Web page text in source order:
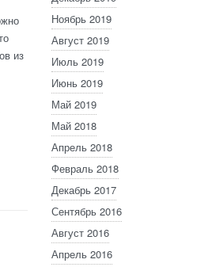
из
Ноябрь 2019
Август 2019
Июль 2019
Июнь 2019
Май 2019
Май 2018
Апрель 2018
Февраль 2018
Декабрь 2017
Сентябрь 2016
Август 2016
Апрель 2016